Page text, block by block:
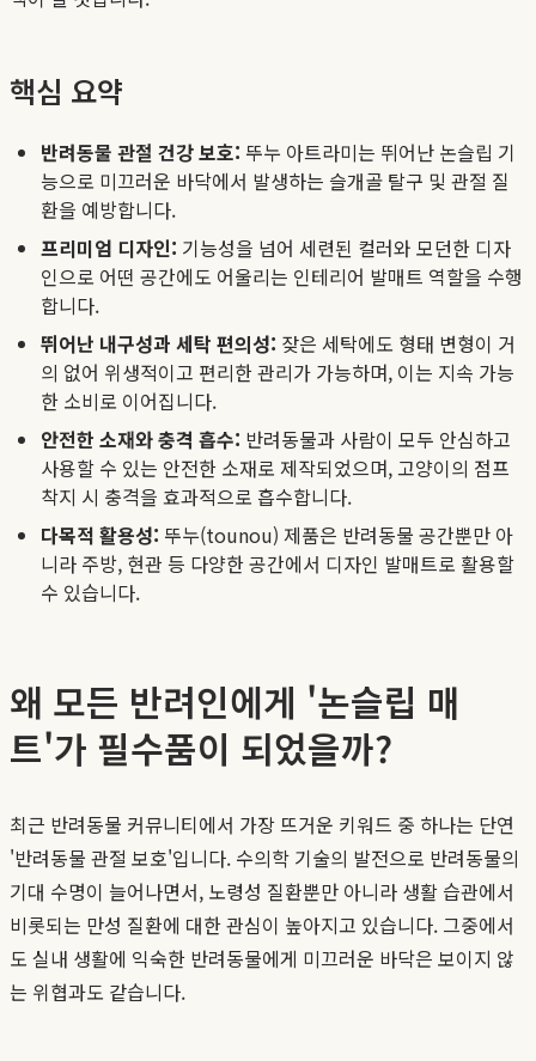
핵심 요약
반려동물 관절 건강 보호: 뚜누 아트라미는 뛰어난 논슬립 기
능으로 미끄러운 바닥에서 발생하는 슬개골 탈구 및 관절 질
환을 예방합니다.
프리미엄 디자인: 기능성을 넘어 세련된 컬러와 모던한 디자
인으로 어떤 공간에도 어울리는 인테리어 발매트 역할을 수행
합니다.
뛰어난 내구성과 세탁 편의성: 잦은 세탁에도 형태 변형이 거
의 없어 위생적이고 편리한 관리가 가능하며, 이는 지속 가능
한 소비로 이어집니다.
안전한 소재와 충격 흡수: 반려동물과 사람이 모두 안심하고
사용할 수 있는 안전한 소재로 제작되었으며, 고양이의 점프
착지 시 충격을 효과적으로 흡수합니다.
다목적 활용성: 뚜누(tounou) 제품은 반려동물 공간뿐만 아
니라 주방, 현관 등 다양한 공간에서 디자인 발매트로 활용할
수 있습니다.
왜 모든 반려인에게 '논슬립 매
트'가 필수품이 되었을까?
최근 반려동물 커뮤니티에서 가장 뜨거운 키워드 중 하나는 단연
'반려동물 관절 보호'입니다. 수의학 기술의 발전으로 반려동물의
기대 수명이 늘어나면서, 노령성 질환뿐만 아니라 생활 습관에서
비롯되는 만성 질환에 대한 관심이 높아지고 있습니다. 그중에서
도 실내 생활에 익숙한 반려동물에게 미끄러운 바닥은 보이지 않
는 위협과도 같습니다.